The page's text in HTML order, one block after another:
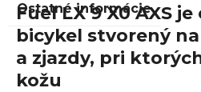
Ostatné informácie
Fuel LX 9 X0 AXS
bicykel stvorený
a zjazdy, pri
kožu